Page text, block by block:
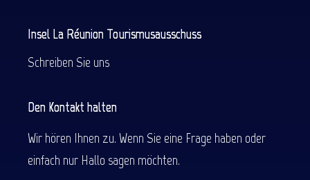
Insel La Réunion Tourismusausschuss
Schreiben Sie uns
Den Kontakt halten
Wir hören Ihnen zu. Wenn Sie eine Frage haben oder
einfach nur Hallo sagen möchten.